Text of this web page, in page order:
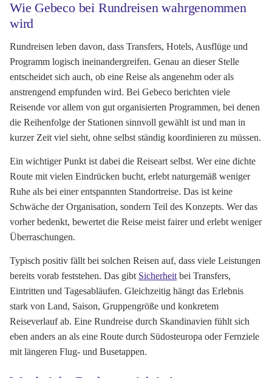
Wie Gebeco bei Rundreisen wahrgenommen
wird
Rundreisen leben davon, dass Transfers, Hotels, Ausflüge und
Programm logisch ineinandergreifen. Genau an dieser Stelle
entscheidet sich auch, ob eine Reise als angenehm oder als
anstrengend empfunden wird. Bei Gebeco berichten viele
Reisende vor allem von gut organisierten Programmen, bei denen
die Reihenfolge der Stationen sinnvoll gewählt ist und man in
kurzer Zeit viel sieht, ohne selbst ständig koordinieren zu müssen.
Ein wichtiger Punkt ist dabei die Reiseart selbst. Wer eine dichte
Route mit vielen Eindrücken bucht, erlebt naturgemäß weniger
Ruhe als bei einer entspannten Standortreise. Das ist keine
Schwäche der Organisation, sondern Teil des Konzepts. Wer das
vorher bedenkt, bewertet die Reise meist fairer und erlebt weniger
Überraschungen.
Typisch positiv fällt bei solchen Reisen auf, dass viele Leistungen
bereits vorab feststehen. Das gibt Sicherheit bei Transfers,
Eintritten und Tagesabläufen. Gleichzeitig hängt das Erlebnis
stark von Land, Saison, Gruppengröße und konkretem
Reiseverlauf ab. Eine Rundreise durch Skandinavien fühlt sich
eben anders an als eine Route durch Südosteuropa oder Fernziele
mit längeren Flug- und Busetappen.